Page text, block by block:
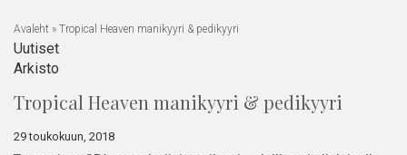
Avaleht » Tropical Heaven manikyyri & pedikyyri
Uutiset
Arkisto
Tropical Heaven manikyyri & pedikyyri
29 toukokuun, 2018